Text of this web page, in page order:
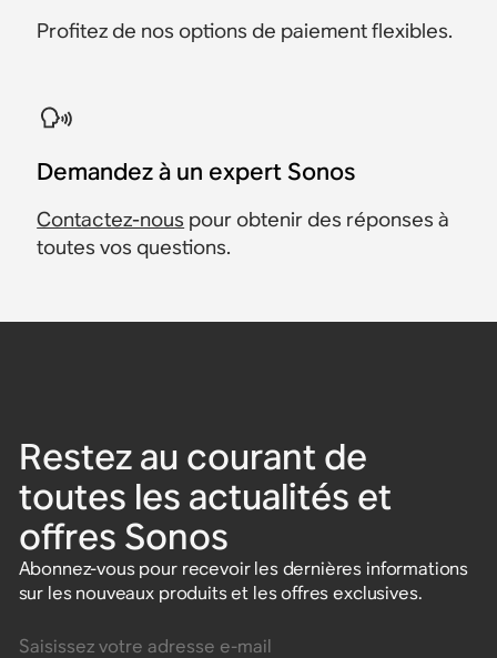
Profitez de nos options de paiement flexibles.
Demandez à un expert Sonos
Contactez-nous pour obtenir des réponses à
toutes vos questions.
Restez au courant de
toutes les actualités et
offres Sonos
Abonnez-vous pour recevoir les dernières informations
sur les nouveaux produits et les offres exclusives.